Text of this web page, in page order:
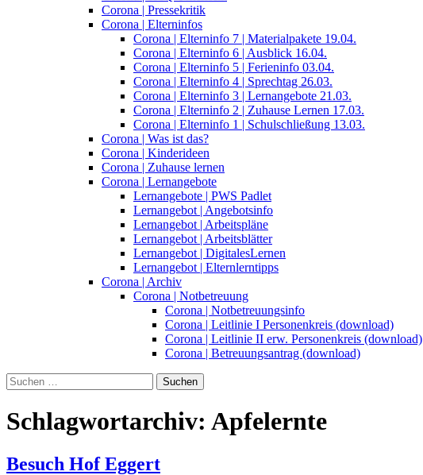
Corona | Pressekritik
Corona | Elterninfos
Corona | Elterninfo 7 | Materialpakete 19.04.
Corona | Elterninfo 6 | Ausblick 16.04.
Corona | Elterninfo 5 | Ferieninfo 03.04.
Corona | Elterninfo 4 | Sprechtag 26.03.
Corona | Elterninfo 3 | Lernangebote 21.03.
Corona | Elterninfo 2 | Zuhause Lernen 17.03.
Corona | Elterninfo 1 | Schulschließung 13.03.
Corona | Was ist das?
Corona | Kinderideen
Corona | Zuhause lernen
Corona | Lernangebote
Lernangebote | PWS Padlet
Lernangebot | Angebotsinfo
Lernangebot | Arbeitspläne
Lernangebot | Arbeitsblätter
Lernangebot | DigitalesLernen
Lernangebot | Elternlerntipps
Corona | Archiv
Corona | Notbetreuung
Corona | Notbetreuungsinfo
Corona | Leitlinie I Personenkreis (download)
Corona | Leitlinie II erw. Personenkreis (download)
Corona | Betreuungsantrag (download)
Suchen
nach:
Schlagwortarchiv: Apfelernte
Besuch Hof Eggert